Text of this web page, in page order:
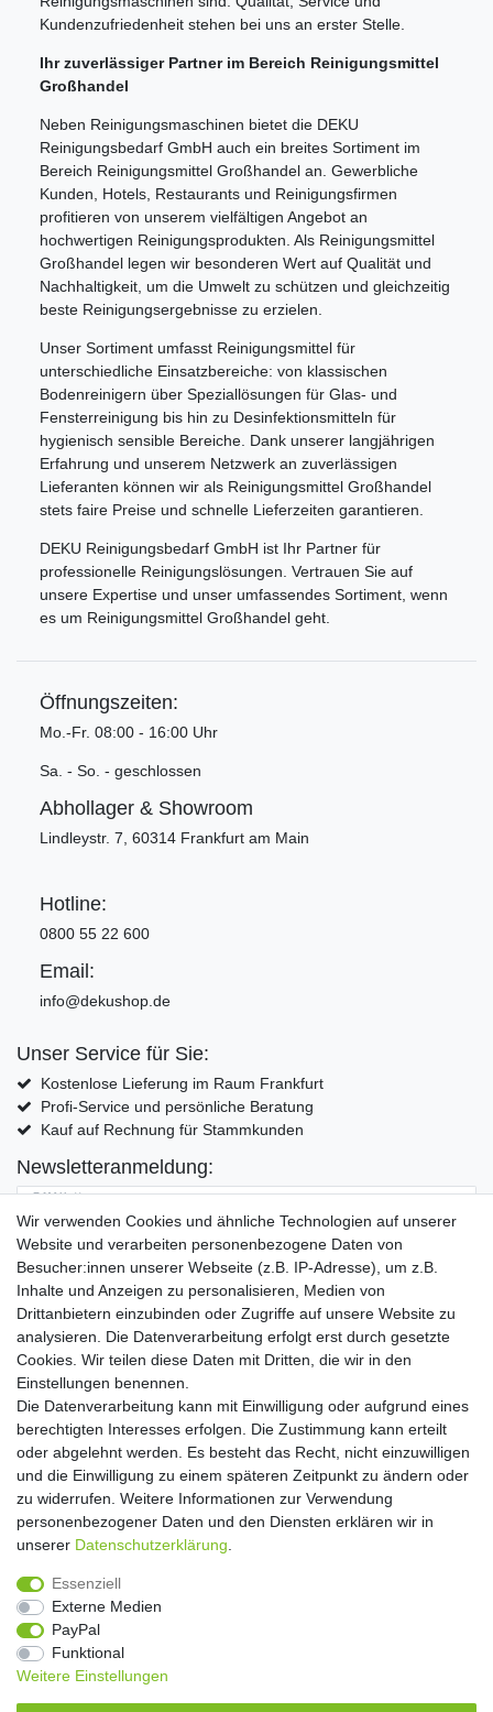
Kundenzufriedenheit stehen bei uns an erster Stelle.
Ihr zuverlässiger Partner im Bereich Reinigungsmittel
Großhandel
Neben Reinigungsmaschinen bietet die DEKU
Reinigungsbedarf GmbH auch ein breites Sortiment im
Bereich Reinigungsmittel Großhandel an. Gewerbliche
Kunden, Hotels, Restaurants und Reinigungsfirmen
profitieren von unserem vielfältigen Angebot an
hochwertigen Reinigungsprodukten. Als Reinigungsmittel
Großhandel legen wir besonderen Wert auf Qualität und
Nachhaltigkeit, um die Umwelt zu schützen und gleichzeitig
beste Reinigungsergebnisse zu erzielen.
Unser Sortiment umfasst Reinigungsmittel für
unterschiedliche Einsatzbereiche: von klassischen
Bodenreinigern über Speziallösungen für Glas- und
Fensterreinigung bis hin zu Desinfektionsmitteln für
hygienisch sensible Bereiche. Dank unserer langjährigen
Erfahrung und unserem Netzwerk an zuverlässigen
Lieferanten können wir als Reinigungsmittel Großhandel
stets faire Preise und schnelle Lieferzeiten garantieren.
DEKU Reinigungsbedarf GmbH ist Ihr Partner für
professionelle Reinigungslösungen. Vertrauen Sie auf
unsere Expertise und unser umfassendes Sortiment, wenn
es um Reinigungsmittel Großhandel geht.
Öffnungszeiten:
Mo.-Fr. 08:00 - 16:00 Uhr
Sa. - So. - geschlossen
Abhollager & Showroom
Lindleystr. 7, 60314 Frankfurt am Main
Hotline:
0800 55 22 600
Email:
info@dekushop.de
Unser Service für Sie:
Kostenlose Lieferung im Raum Frankfurt
Profi-Service und persönliche Beratung
Kauf auf Rechnung für Stammkunden
Newsletteranmeldung:
E-MAIL **
Hiermit bestätige ich, dass ich die Daten­schutz­erklärung
Einwilligung kann ich jederzeit widerrufen.**
Abonnieren
** Hierbei handelt es sich um ein Pflichtfeld.
Widerrufs­recht Widerrufs­formular Impressum
Daten­schutz­erklärung AGB Kontakt
Wir verwenden Cookies und ähnliche Technologien auf unserer
Website und verarbeiten personenbezogene Daten von
Besucher:innen unserer Webseite (z.B. IP-Adresse), um z.B.
Inhalte und Anzeigen zu personalisieren, Medien von
Drittanbietern einzubinden oder Zugriffe auf unsere Website zu
analysieren. Die Datenverarbeitung erfolgt erst durch gesetzte
Cookies. Wir teilen diese Daten mit Dritten, die wir in den
Einstellungen benennen.
Die Datenverarbeitung kann mit Einwilligung oder aufgrund eines
berechtigten Interesses erfolgen. Die Zustimmung kann erteilt
oder abgelehnt werden. Es besteht das Recht, nicht einzuwilligen
und die Einwilligung zu einem späteren Zeitpunkt zu ändern oder
zu widerrufen. Weitere Informationen zur Verwendung
personenbezogener Daten und den Diensten erklären wir in
unserer Daten­schutz­erklärung
Essenziell
Externe Medien
PayPal
Funktional
Weitere Einstellungen
Copyright 2016 | Dekushop.de | Alle Rechte vorbehalten. |
Angebote gelten nur für Industrie, Handel, Handwerk und
Widerrufs­recht